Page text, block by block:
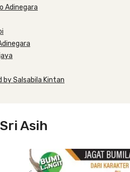
Adinegara
by Salsabila Kintan
Asih